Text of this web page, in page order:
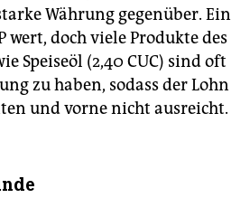
Währung gegenüber. Ein
wert, doch viele Produkte des
Speiseöl (2,40 CUC) sind oft
zu haben, sodass der Lohn
und vorne nicht ausreicht.